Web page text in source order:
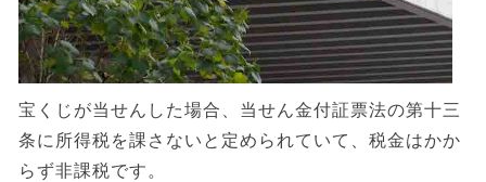
宝くじが当せんした場合、当せん金付証票法の第十三
条に所得税を課さないと定められていて、税金はかか
らず非課税です。